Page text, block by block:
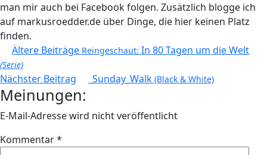
man mir auch bei Facebook folgen. Zusätzlich blogge ich
auf markusroedder.de über Dinge, die hier keinen Platz
finden.
Beitragsnavigation
Ältere Beiträge Reingeschaut: In 80 Tagen um die Welt
(Serie)
Nächster Beitrag _Sunday_Walk (Black & White)
Meinungen:
E-Mail-Adresse wird nicht veröffentlicht
Kommentar*